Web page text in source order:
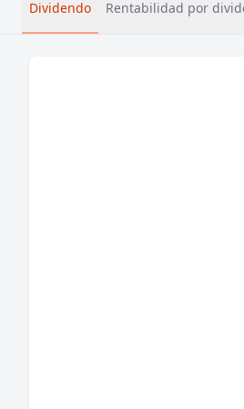
Dividendo Rentabilidad por